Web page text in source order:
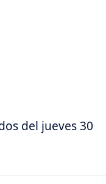
del jueves 30